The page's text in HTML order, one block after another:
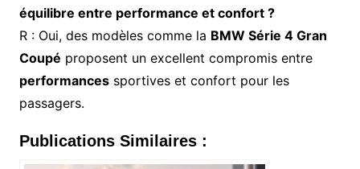
équilibre entre performance et confort ?
R : Oui, des modèles comme la BMW Série 4 Gran
Coupé proposent un excellent compromis entre
performancessportives et confort pour les
passagers.
Publications Similaires :